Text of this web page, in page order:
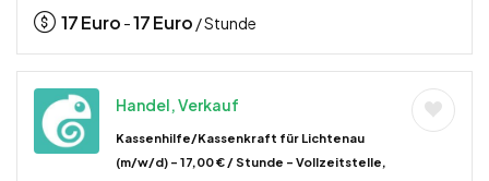
17Euro -17Euro / Stunde
Handel, Verkauf
Kassenhilfe/Kassenkraft für Lichtenau
(m/w/d) – 17,00 € / Stunde – Vollzeitstelle,